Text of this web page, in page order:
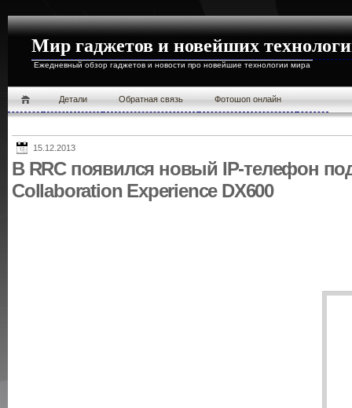
Мир гаджетов и новейших
Ежедневный обзор гаджетов и новости про новейшие технологии мира
Детали Обратная связь Фотошоп онлайн
15.12.2013
В RRC появился новый IP-телефон
Collaboration Experience DX600